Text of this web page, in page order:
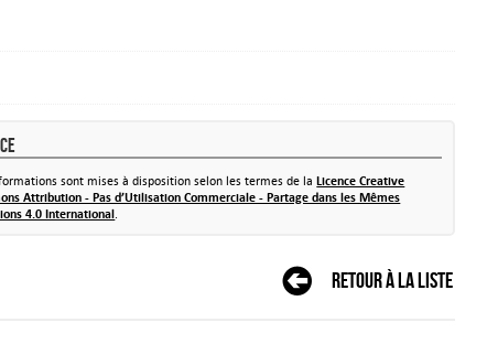
sont mises à disposition selon les termes de laLicence Creative
Attribution - Pas d’Utilisation Commerciale - Partage dans les Mêmes
4.0 International
Retour à la liste